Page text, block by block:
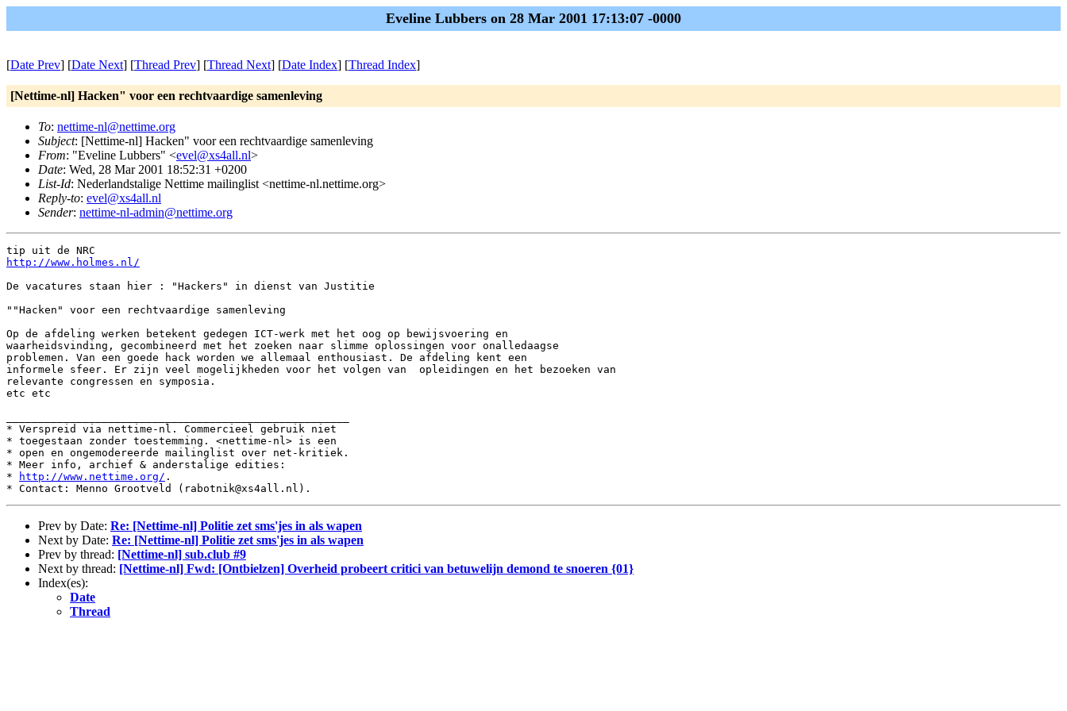
Eveline Lubbers on 28 Mar 2001 17:13:07 -0000
[Date Prev] [Date Next] [Thread Prev] [Thread Next] [Date Index] [Thread Index]
[Nettime-nl] Hacken" voor een rechtvaardige samenleving
To: nettime-nl@nettime.org
Subject: [Nettime-nl] Hacken" voor een rechtvaardige samenleving
From: "Eveline Lubbers" <evel@xs4all.nl>
Date: Wed, 28 Mar 2001 18:52:31 +0200
List-Id: Nederlandstalige Nettime mailinglist <nettime-nl.nettime.org>
Reply-to: evel@xs4all.nl
Sender: nettime-nl-admin@nettime.org
http://www.holmes.nl/
De vacatures staan hier : "Hackers" in dienst van Justitie
""Hacken" voor een rechtvaardige samenleving
Op de afdeling werken betekent gedegen ICT-werk met het oog op bewijsvoering en
waarheidsvinding, gecombineerd met het zoeken naar slimme oplossingen voor onalledaagse
problemen. Van een goede hack worden we allemaal enthousiast. De afdeling kent een
informele sfeer. Er zijn veel mogelijkheden voor het volgen van  opleidingen en het bezoeken van
relevante congressen en symposia.
etc etc
* Verspreid via nettime-nl. Commercieel gebruik niet
* toegestaan zonder toestemming. <nettime-nl> is een
* open en ongemodereerde mailinglist over net-kritiek.
* Meer info, archief & anderstalige edities:
*
http://www.nettime.org/ .
Prev by Date: Re: [Nettime-nl] Politie zet sms'jes in als wapen
Next by Date: Re: [Nettime-nl] Politie zet sms'jes in als wapen
Prev by thread: [Nettime-nl] sub.club #9
Next by thread: [Nettime-nl] Fwd: [Ontbielzen] Overheid probeert critici van betuwelijn demond te snoeren {01}
Index(es):
Date
Thread